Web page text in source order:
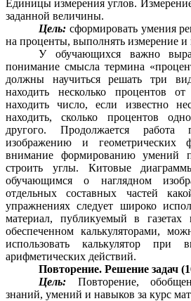
Единицы измерения углов.
заданной величины.
Цель: сформировать умения
на проценты, выполнять измерение и
У обучающихся важно
понимание смысла термина
должны научиться решать три
находить несколько процентов
находить число, если известно
находить, сколько процентов
другого. Продолжается
изображению и геометрических
внимание формированию умений
строить углы. Китовые
обучающимся о наглядном
отдельных составных частей
упражнениях следует широко
материал, публикуемый в
обеспеченном калькуляторами,
использовать калькулятор при
арифметических действий.
Повторение. Решение задач
Цель: Повторение,
знаний, умений и навыков за курс